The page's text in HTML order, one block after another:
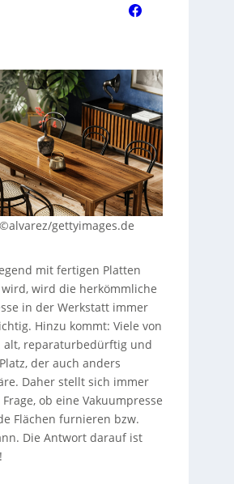
gettyimages.de
mit fertigen Platten
wird die herkömmliche
in der Werkstatt immer
Hinzu kommt: Viele von
alt, reparaturbedürftig und
der auch anders
Daher stellt sich immer
ob eine Vakuumpresse
Flächen furnieren bzw.
Die Antwort darauf ist